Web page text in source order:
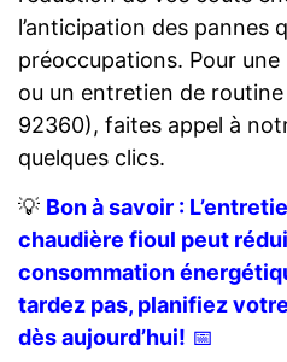
l’anticipation des
préoccupations. Pour
ou un entretien de
92360), faites appel à
quelques clics.
💡 Bon à savoir :
chaudière fioul peut
consommation
tardez pas, planifiez
dès aujourd’hui! 📅